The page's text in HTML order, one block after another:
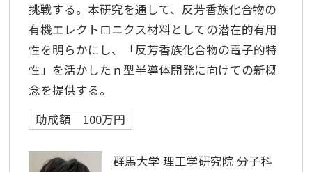
挑戦する。本研究を通して、反芳香族化合物の
有機エレクトロニクス材料としての潜在的有用
性を明らかにし、「反芳香族化合物の電子的特
性」を活かしたｎ型半導体開発に向けての新概
念を提供する。
助成額 100万円
群馬大学 理工学研究院 分子科